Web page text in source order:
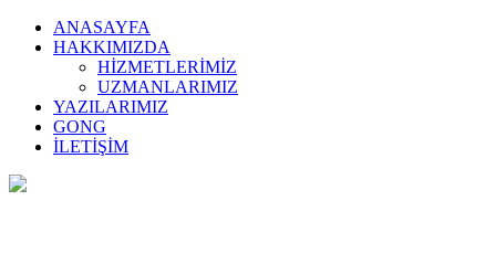
ANASAYFA
HAKKIMIZDA
HIZMETLERIMIZ
UZMANLARIMIZ
YAZILARIMIZ
GONG
İLETIŞIM